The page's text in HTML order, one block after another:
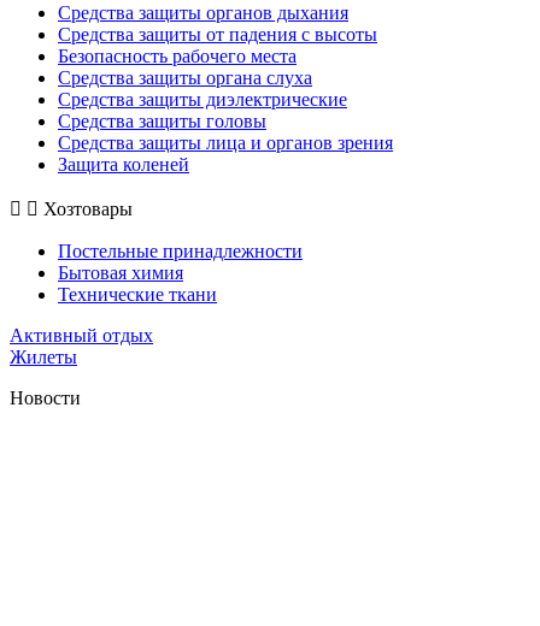
Средства защиты органов дыхания
Средства защиты от падения с высоты
Безопасность рабочего места
Средства защиты органа слуха
Средства защиты диэлектрические
Средства защиты головы
Средства защиты лица и органов зрения
Защита коленей
Хозтовары
Постельные принадлежности
Бытовая химия
Технические ткани
Активный отдых
Жилеты
Новости